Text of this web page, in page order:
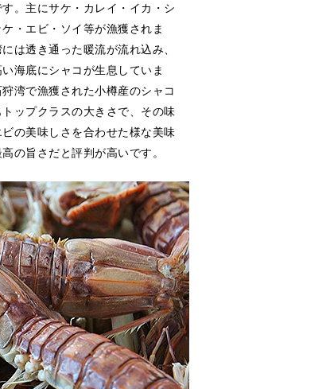
。主にサケ・カレイ・イカ・シ
ケ・エビ・ソイ等が漁獲されま
は透き通った暖流が流れ込み、
海底にシャコが生息していま
湾で漁獲された小樽産のシャコ
トップクラスの大きさで、その味
ビの美味しさを合わせた様な美味
の旨さだと評判が高いです。